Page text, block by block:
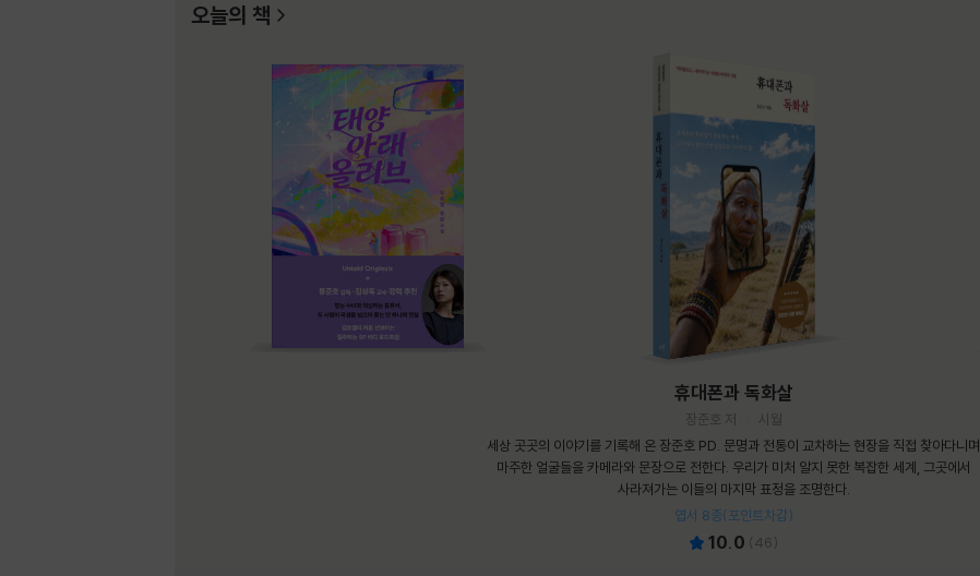
오늘의 책
휴대폰과 독화살
장준호 저
시월
세상 곳곳의 이야기를 기록해 온 장준호 PD. 문명과 전통이 교차하는 현장을 직접 찾아다니며
마주한 얼굴들을 카메라와 문장으로 전한다. 우리가 미처 알지 못한 복잡한 세계, 그곳에서
사라져가는 이들의 마지막 표정을 조명한다.
엽서 8종(포인트차감)
10.0 (46)